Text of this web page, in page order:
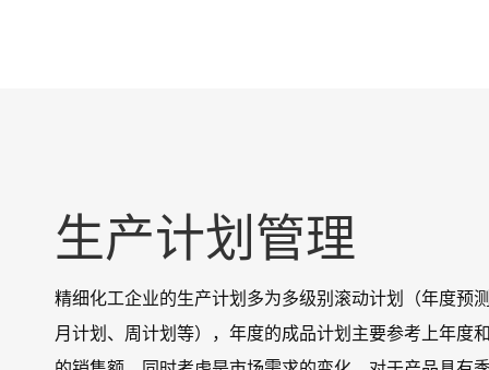
生产计划管理
精细化工企业的生产计划多为多级别滚动计划（年度预
月计划、周计划等），年度的成品计划主要参考上年度